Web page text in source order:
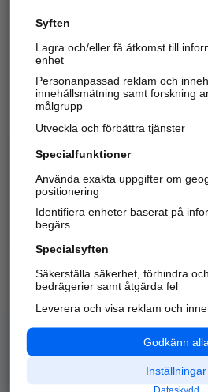
Hitta.se - Gratis nummerupplysning.
Sök företag, personer och platser.
Hitta telefonnummer, adresser,
Kom igång
Alla kategorier
API & Kartor
Syften
Lagra och/eller få åtkomst till
enhet
Personanpassad reklam och
innehållsmätning samt forskning
målgrupp
Utveckla och förbättra tjänster
Specialfunktioner
Använda exakta uppgifter om
positionering
Identifiera enheter baserat på
begärs
Specialsyften
Säkerställa säkerhet, förhindra
bedrägerier samt åtgärda fel
Leverera och visa reklam och
Godkänn alla
Inställningar
Dataskydd